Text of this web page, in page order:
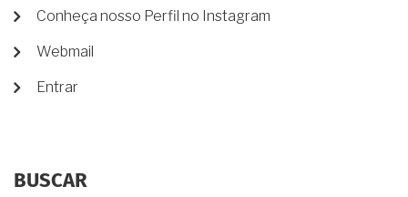
CONTA
DE
Conheça nosso Perfil no Instagram
Webmail
Entrar
BUSCAR